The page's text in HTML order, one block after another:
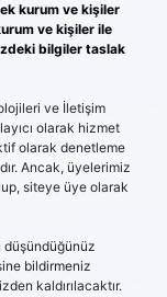
kurum ve kişiler
ve kişiler ile
bilgiler taslak
ve İletişim
olarak hizmet
olarak denetleme
Ancak, üyelerimiz
siteye üye olarak
düşündüğünüz
bildirmeniz
kaldırılacaktır.